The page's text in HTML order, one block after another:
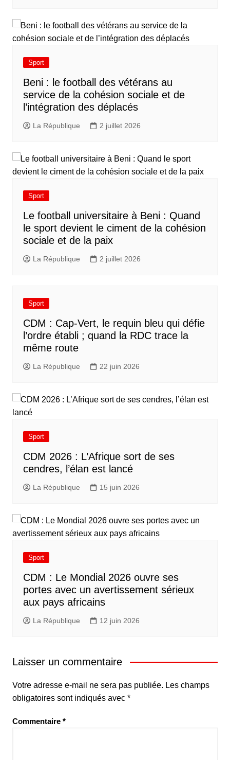
Sport
Beni : le football des vétérans au
service de la cohésion sociale et de
l’intégration des déplacés​
La République 2 juillet 2026
Sport
Le football universitaire à Beni : Quand
le sport devient le ciment de la cohésion
sociale et de la paix
La République 2 juillet 2026
Sport
CDM : Cap-Vert, le requin bleu qui défie
l’ordre établi ; quand la RDC trace la
même route
La République 22 juin 2026
Sport
CDM 2026 : L’Afrique sort de ses
cendres, l’élan est lancé
La République 15 juin 2026
Sport
CDM : Le Mondial 2026 ouvre ses
portes avec un avertissement sérieux
aux pays africains
La République 12 juin 2026
Laisser un commentaire
Votre adresse e-mail ne sera pas publiée. Les champs
obligatoires sont indiqués avec *
Commentaire *